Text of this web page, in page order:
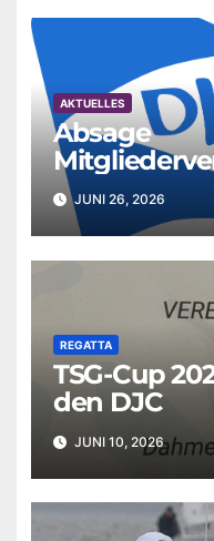
AKTUELLES
Absage
JUNI 26, 2026
REGATTA
TSG-Cup
den DJC
JUNI 10, 2026